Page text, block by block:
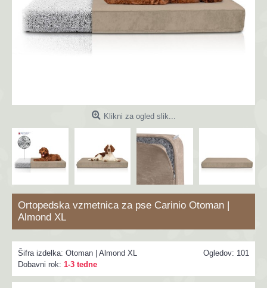
Klikni za ogled slik...
Ortopedska vzmetnica za pse Carinio Otoman |
Almond XL
Ogledov: 101
Šifra izdelka: Otoman | Almond XL
Dobavni rok: 1-3 tedne